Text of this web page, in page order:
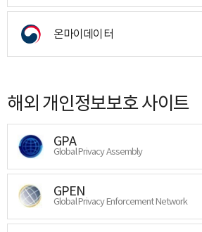
온마이데이터
해외 개인정보보호 사이트
GPA
Global Privacy Assembly
GPEN
Global Privacy Enforcement Network